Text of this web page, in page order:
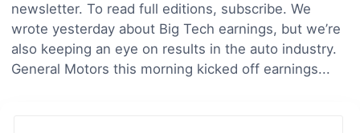
newsletter. To read full editions, subscribe. We
wrote yesterday about Big Tech earnings, but we’re
also keeping an eye on results in the auto industry.
General Motors this morning kicked off earnings...